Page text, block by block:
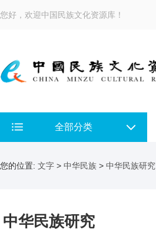
您好，欢迎中国民族文化资源库！
全部分类
您的位置: 文字 > 中华民族 > 中华民族研究
中华民族研究